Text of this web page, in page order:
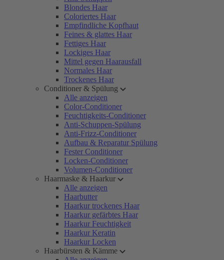
Blondes Haar
Coloriertes Haar
Empfindliche Kopfhaut
Feines & glattes Haar
Fettiges Haar
Lockiges Haar
Mittel gegen Haarausfall
Normales Haar
Trockenes Haar
Conditioner & Spülung
Alle anzeigen
Color-Conditioner
Feuchtigkeits-Conditioner
Anti-Schuppen-Spülung
Anti-Frizz-Conditioner
Aufbau & Reparatur Spülung
Fester Conditioner
Locken-Conditioner
Volumen-Conditioner
Haarmaske & Haarkur
Alle anzeigen
Haarbutter
Haarkur trockenes Haar
Haarkur gefärbtes Haar
Haarkur Feuchtigkeit
Haarkur Keratin
Haarkur Locken
Haarbürsten & Kämme